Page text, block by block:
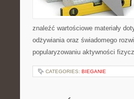
znaleźć wartościowe materiały
odżywiania oraz świadomego
popularyzowaniu aktywności
CATEGORIES: BIEGANIE